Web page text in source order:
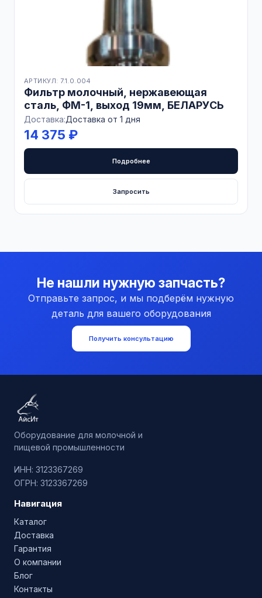
АРТИКУЛ: 7.1.0.004
Фильтр молочный, нержавеющая
сталь, ФМ-1, выход 19мм, БЕЛАРУСЬ
Доставка:Доставка от 1 дня
14 375 ₽
Подробнее
Запросить
Не нашли нужную запчасть?
Отправьте запрос, и мы подберём нужную
деталь для вашего оборудования
Получить консультацию
Оборудование для молочной и
пищевой промышленности
ИНН: 3123367269
ОГРН: 3123367269
Навигация
Каталог
Доставка
Гарантия
О компании
Блог
Контакты